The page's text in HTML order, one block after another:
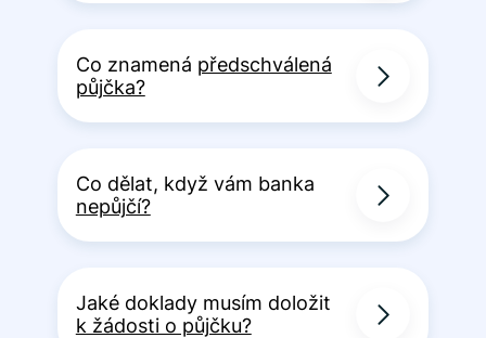
Co znamená předschválená
půjčka?
Co dělat, když vám banka
nepůjčí?
Jaké doklady musím doložit
k žádosti o půjčku?